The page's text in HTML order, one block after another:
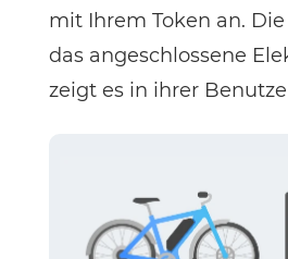
mit Ihrem Token an.
das angeschlossene
zeigt es in ihrer